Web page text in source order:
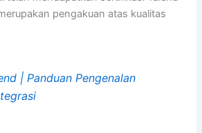
pengakuan atas kualitas
| Panduan Pengenalan